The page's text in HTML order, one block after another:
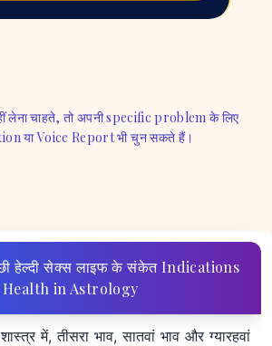
लेना चाहते, तो अपनी specific problem के लिए
या Voice Report भी चुन सकते हैं।
हेल्दी सेक्स लाइफ के संकेत Indications
Health in Astrology
में, तीसरा भाव, सातवां भाव और ग्यारहवां